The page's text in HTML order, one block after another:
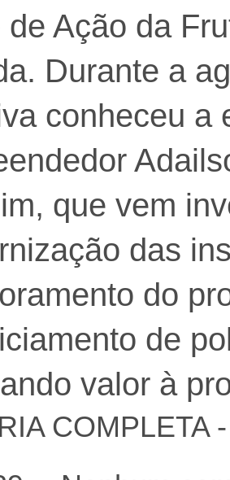
de Ação da
Durante a
conheceu a
que vem
das
do
de
valor à
COMPLETA